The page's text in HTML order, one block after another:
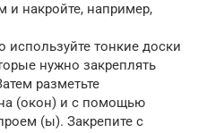
и накройте, например,
используйте тонкие доски
нужно закреплять
разметьте
(окон) и с помощью
(ы). Закрепите с